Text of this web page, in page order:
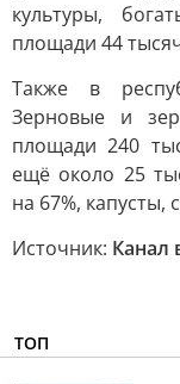
культуры,
площади 44
Также в
Зерновые и
площади 240
ещё около 25
на 67%,
Источник: Канал
ТОП